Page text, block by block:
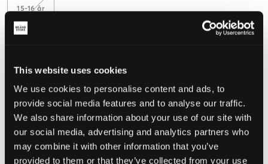
This website uses cookies
We use cookies to personalise content and ads, to
provide social media features and to analyse our traffic.
We also share information about your use of our site with
our social media, advertising and analytics partners who
may combine it with other information that you’ve
provided to them or that they’ve collected from your use
15-16 år
Liten Perfekt
STORLEKSGUIDE
VÄLJ STORLEK